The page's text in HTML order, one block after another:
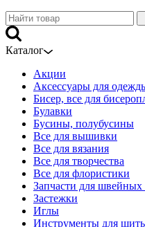
Каталог
Акции
Аксессуары для
Бисер, все для
Булавки
Бусины, полубусины
Все для вышивки
Все для вязания
Все для творчества
Все для флористики
Запчасти для
Застежки
Иглы
Инструменты для